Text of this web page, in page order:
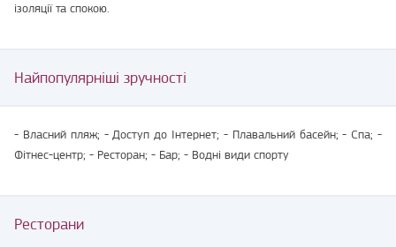
ізоляції та спокою.
Найпопулярніші зручності
- Власний пляж; - Доступ до Інтернет; - Плавальний басейн; - Спа; -
Фітнес-центр; - Ресторан; - Бар; - Водні види спорту
Ресторани